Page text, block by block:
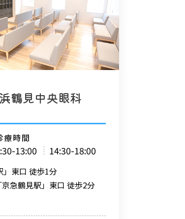
鶴見中央眼科
療時間
13:00 14:30-18:00
」東口 徒歩1分
急鶴見駅」東口 徒歩2分